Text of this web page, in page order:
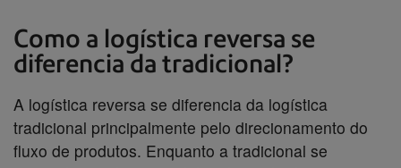
Como a logística reversa se
diferencia da tradicional?
A logística reversa se diferencia da logística
tradicional principalmente pelo direcionamento do
fluxo de produtos. Enquanto a tradicional se